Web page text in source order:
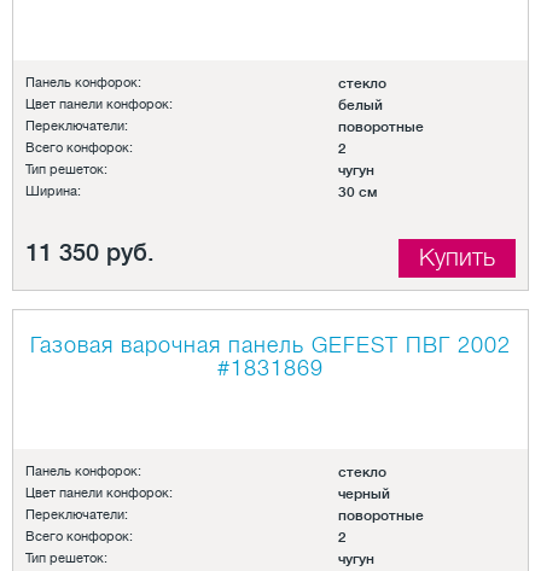
Панель конфорок: стекло
Цвет панели конфорок: белый
Переключатели: поворотные
Всего конфорок: 2
Тип решеток: чугун
Ширина: 30 см
11 350 руб. Купить
Газовая варочная панель GEFEST ПВГ 2002
#1831869
Панель конфорок: стекло
Цвет панели конфорок: черный
Переключатели: поворотные
Всего конфорок: 2
Тип решеток: чугун